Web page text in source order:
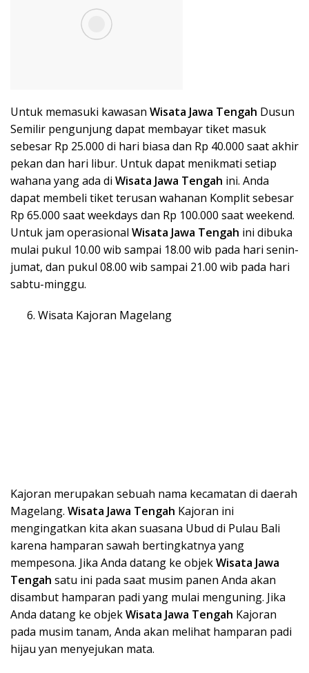
Untuk memasuki kawasan Wisata Jawa Tengah Dusun
Semilir pengunjung dapat membayar tiket masuk
sebesar Rp 25.000 di hari biasa dan Rp 40.000 saat akhir
pekan dan hari libur. Untuk dapat menikmati setiap
wahana yang ada di Wisata Jawa Tengah ini. Anda
dapat membeli tiket terusan wahanan Komplit sebesar
Rp 65.000 saat weekdays dan Rp 100.000 saat weekend.
Untuk jam operasional Wisata Jawa Tengah ini dibuka
mulai pukul 10.00 wib sampai 18.00 wib pada hari senin-
jumat, dan pukul 08.00 wib sampai 21.00 wib pada hari
sabtu-minggu.
Wisata Kajoran Magelang
Kajoran merupakan sebuah nama kecamatan di daerah
Magelang. Wisata Jawa Tengah Kajoran ini
mengingatkan kita akan suasana Ubud di Pulau Bali
karena hamparan sawah bertingkatnya yang
mempesona. Jika Anda datang ke objekWisata Jawa
Tengah satu ini pada saat musim panen Anda akan
disambut hamparan padi yang mulai menguning. Jika
Anda datang ke objekWisata Jawa Tengah Kajoran
pada musim tanam, Anda akan melihat hamparan padi
hijau yan menyejukan mata.